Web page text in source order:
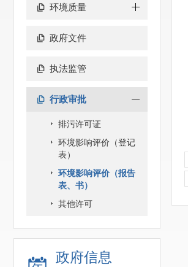
环境质量
政府文件
执法监管
行政审批
排污许可证
环境影响评价（登记
表）
环境影响评价（报告
表、书）
其他许可
政府信息